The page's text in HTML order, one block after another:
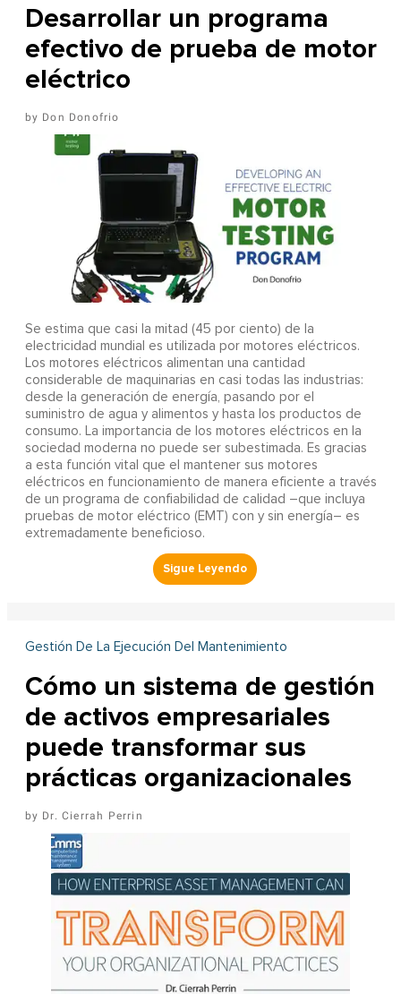
Desarrollar un programa
efectivo de prueba de motor
eléctrico
Don Donofrio
Se estima que casi la mitad (45 por ciento) de la
electricidad mundial es utilizada por motores eléctricos.
Los motores eléctricos alimentan una cantidad
considerable de maquinarias en casi todas las industrias:
desde la generación de energía, pasando por el
suministro de agua y alimentos y hasta los productos de
consumo. La importancia de los motores eléctricos en la
sociedad moderna no puede ser subestimada. Es gracias
a esta función vital que el mantener sus motores
eléctricos en funcionamiento de manera eficiente a través
de un programa de confiabilidad de calidad –que incluya
pruebas de motor eléctrico (EMT) con y sin energía– es
extremadamente beneficioso.
Gestión De La Ejecución Del Mantenimiento
Cómo un sistema de gestión
de activos empresariales
puede transformar sus
prácticas organizacionales
Dr. Cierrah Perrin